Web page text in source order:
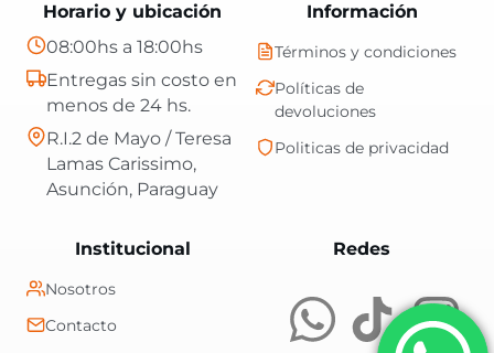
RedesCentral Shop es
Información
Términos y condiciones
Políticas de
devoluciones
Politicas de privacidad
Institucional
Nosotros
Contacto
Horario y ubicación
08:00hs a 18:00hs
Entregas sin costo en
menos de 24 hs.
R.I.2 de Mayo / Teresa
Lamas Carissimo,
Asunción, Paraguay